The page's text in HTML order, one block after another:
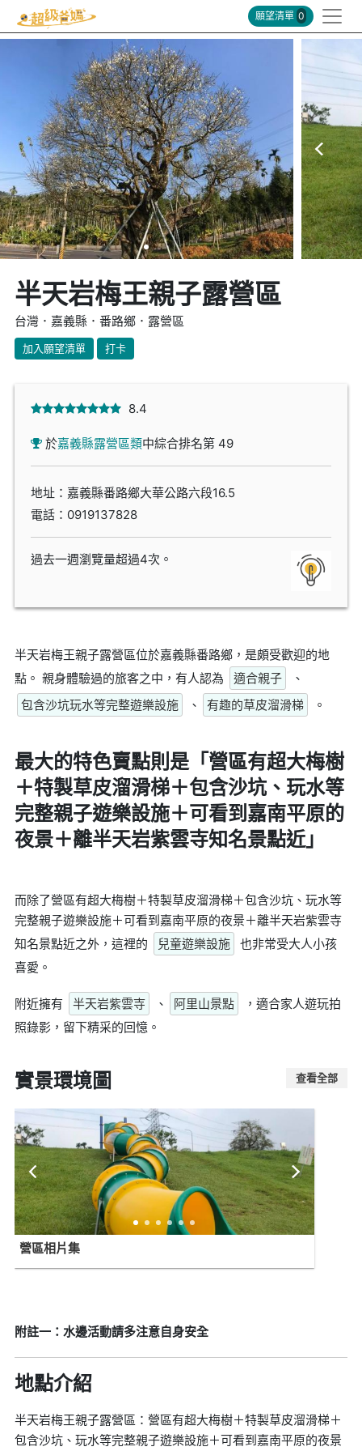
願望清單 0
半天岩梅王親子露營區
台灣．嘉義縣．番路鄉．露營區
加入願望清單 打卡
8.4
於嘉義縣露營區類中綜合排名第 49
地址：嘉義縣番路鄉大華公路六段16.5
電話： 0919137828
過去一週瀏覽量超過4次。
半天岩梅王親子露營區位於嘉義縣番路鄉，是頗受歡迎的地
點。 親身體驗過的旅客之中，有人認為
適合親子
、
包含沙坑玩水等完整遊樂設施
、 有趣的草皮溜滑梯 。
最大的特色賣點則是「營區有超大梅樹
＋特製草皮溜滑梯＋包含沙坑、玩水等
完整親子遊樂設施＋可看到嘉南平原的
夜景＋離半天岩紫雲寺知名景點近」
而除了營區有超大梅樹＋特製草皮溜滑梯＋包含沙坑、玩水等
完整親子遊樂設施＋可看到嘉南平原的夜景＋離半天岩紫雲寺
知名景點近之外，這裡的
兒童遊樂設施
也非常受大人小孩
喜愛。
附近擁有 半天岩紫雲寺 、 阿里山景點
，適合家人遊玩拍
照錄影，留下精采的回憶。
實景環境圖 查看全部
營區相片集
附註一：水邊活動請多注意自身安全
地點介紹
半天岩梅王親子露營區：營區有超大梅樹＋特製草皮溜滑梯＋
包含沙坑、玩水等完整親子遊樂設施＋可看到嘉南平原的夜景